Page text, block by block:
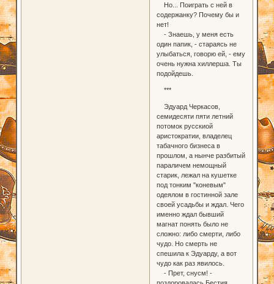
Но... Поиграть с ней в
содержанку? Почему бы и
нет!
- Знаешь, у меня есть
один папик, - стараясь не
улыбаться, говорю ей, - ему
очень нужна хиллерша. Ты
подойдешь.
***
Эдуард Черкасов,
семидесяти пяти летний
потомок русскиой
аристократии, владелец
табачного бизнеса в
прошлом, а нынче разбитый
параличем немощный
старик, лежал на кушетке
под тонким "коневым"
одеялом в гостинной зале
своей усадьбы и ждал. Чего
именно ждал бывший
магнат понять было не
сложно: либо смерти, либо
чудо. Но смерть не
спешила к Эдуарду, а вот
чудо как раз явилось.
- Прет, снусм! -
поздоровалась Бестия,